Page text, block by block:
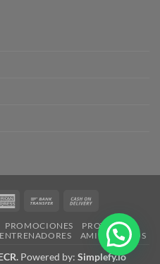
American
Bank
On
Delivery
PROMOCIONES
PROTEÍNAS
AMINOÁCIDOS
Powered by: Simplefy.io